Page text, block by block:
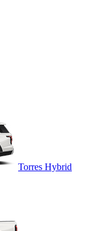
Torres Hybrid